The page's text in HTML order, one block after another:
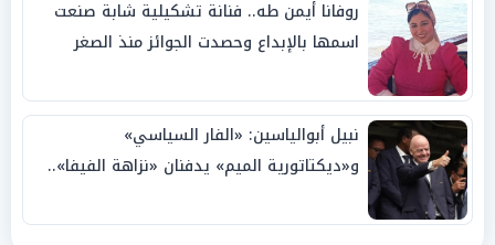
روفانا أيمن طه.. فنانة تشكيلية شابة صنعت
اسمها بالإبداع وحصدت الجوائز منذ الصغر
نبيل أبوالياسين: «الفار السياسي»
و«ديكتاتورية الميم» يدفنان «نزاهة الفيفا»..